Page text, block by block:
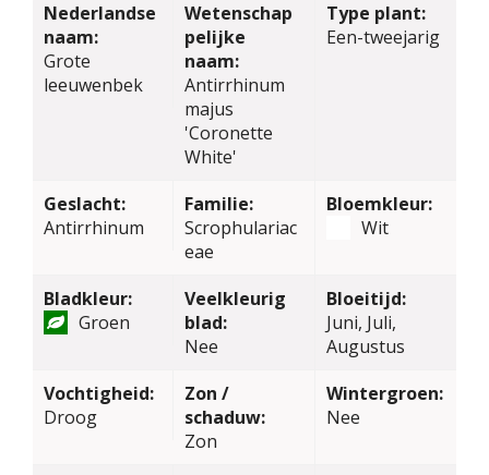
Nederlandse
naam:
Grote
leeuwenbek
Wetenschap
pelijke
naam:
Antirrhinum
majus
'Coronette
White'
Type plant:
Een-tweejarig
Geslacht:
Antirrhinum
Familie:
Scrophulariac
eae
Bloemkleur:
Wit
Bladkleur:
Groen
Veelkleurig
blad:
Nee
Bloeitijd:
Juni, Juli,
Augustus
Vochtigheid:
Droog
Zon /
schaduw:
Zon
Wintergroen:
Nee